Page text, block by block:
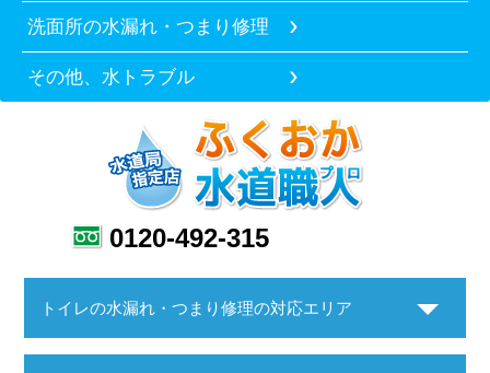
洗面所の水漏れ・つまり修理
その他、水トラブル
0120-492-315
トイレの水漏れ・つまり修理の対応エリア